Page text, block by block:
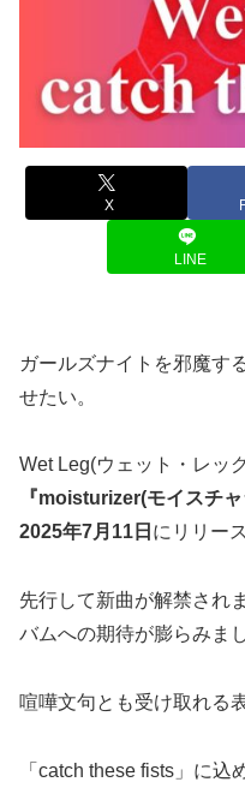
X
LINE
ガールズナイトを邪魔す
せたい。
Wet Leg(ウェット・レッ
『moisturizer(モイスチ
2025年7月11日 にリリー
先行して新曲が解禁され
バムへの期待が膨らみまし
喧嘩文句とも受け取れる
「catch these fists」に込